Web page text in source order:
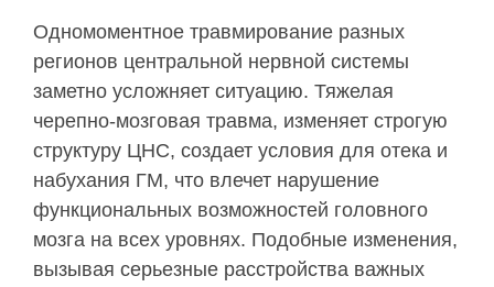
Одномоментное травмирование разных
регионов центральной нервной системы
заметно усложняет ситуацию. Тяжелая
черепно-мозговая травма, изменяет строгую
структуру ЦНС, создает условия для отека и
набухания ГМ, что влечет нарушение
функциональных возможностей головного
мозга на всех уровнях. Подобные изменения,
вызывая серьезные расстройства важных